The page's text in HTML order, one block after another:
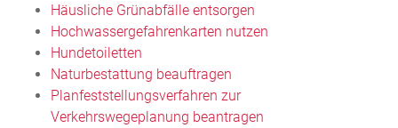
Häusliche Grünabfälle entsorgen
Hochwassergefahrenkarten nutzen
Hundetoiletten
Naturbestattung beauftragen
Planfeststellungsverfahren zur
Verkehrswegeplanung beantragen